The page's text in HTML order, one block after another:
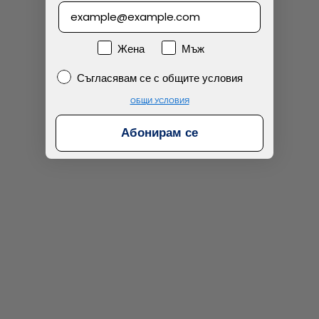
Намерих по-евтино
ПолЖена
Мъж
Съгласявам се с общите условия
Съгласявам се с общите условия
ОБЩИ УСЛОВИЯ
Абонирам се